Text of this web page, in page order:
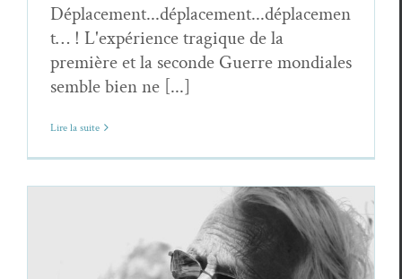
Déplacement...déplacement...déplacemen
t… ! L'expérience tragique de la
première et la seconde Guerre mondiales
semble bien ne [...]
Lire la suite